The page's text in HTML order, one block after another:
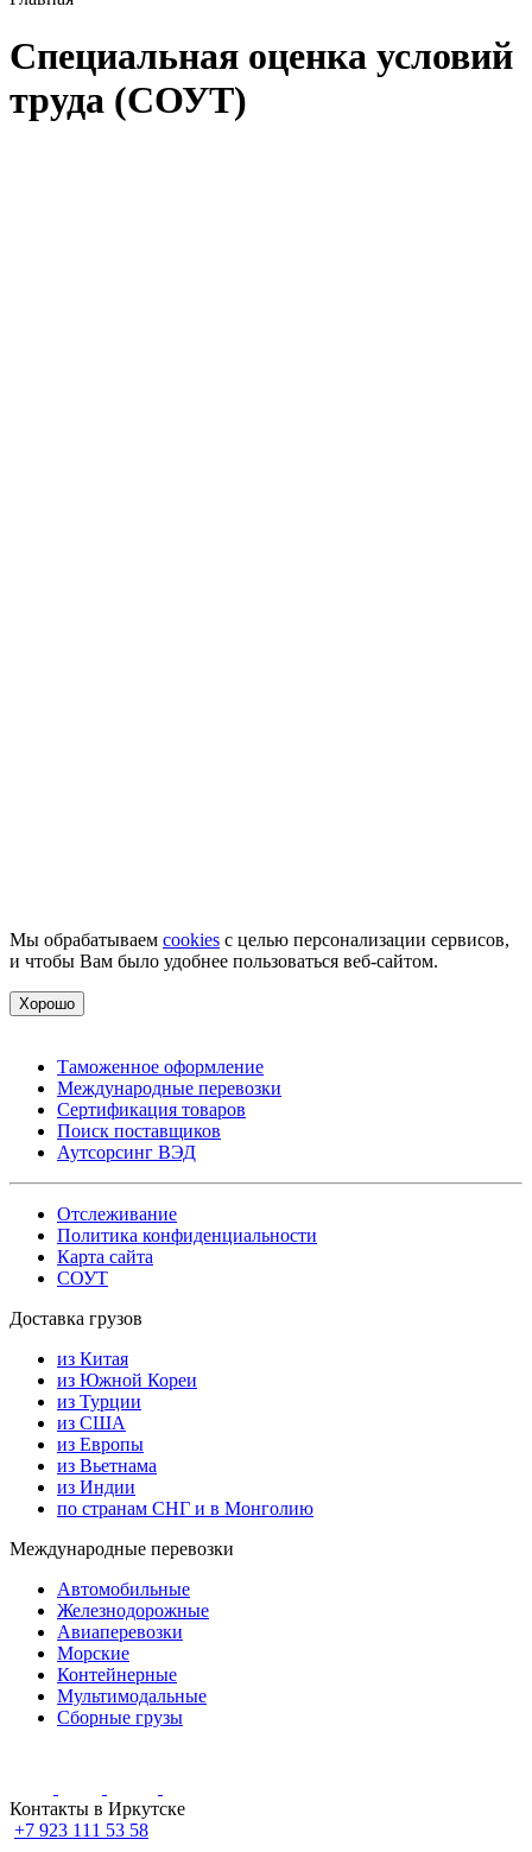
Специальная оценка условий
труда (СОУТ)
Мы обрабатываем cookies с целью персонализации сервисов,
и чтобы Вам было удобнее пользоваться веб-сайтом.
Хорошо
Таможенное оформление
Международные перевозки
Сертификация товаров
Поиск поставщиков
Аутсорсинг ВЭД
Отслеживание
Политика конфиденциальности
Карта сайта
СОУТ
Доставка грузов
из Китая
из Южной Кореи
из Турции
из США
из Европы
из Вьетнама
из Индии
по странам СНГ и в Монголию
Международные перевозки
Автомобильные
Железнодорожные
Авиаперевозки
Морские
Контейнерные
Мультимодальные
Сборные грузы
Контакты в Иркутске
+7 923 111 53 58